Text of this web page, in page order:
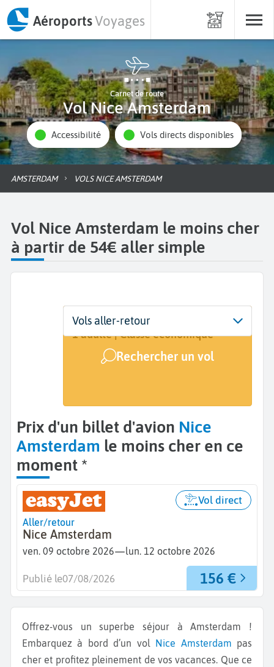
AéroportsVoyages
Carnet de route
Vol Nice Amsterdam
Accessibilité Vols directs disponibles
AMSTERDAM VOLS NICE AMSTERDAM
Vol Nice Amsterdam le moins cher
à partir de 54€ aller simple
Départ
Nice (NCE)
Dates
9 oct. - 12 oct.
Voyageurs | Classe
1 adulte | Classe économique
Rechercher un vol
Vols aller-retour
Prix d'un billet d'avion Nice
Amsterdam le moins cher en ce
moment *
Aller/retour
Nice Amsterdam
ven. 09 octobre 2026—lun. 12 octobre 2026
Vol direct
156 €
Publié le07/08/2026
Offrez-vous un superbe séjour à Amsterdam !
Embarquez à bord d’un vol Nice Amsterdam pas
cher et profitez pleinement de vos vacances. Que ce